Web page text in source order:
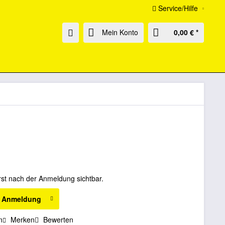
Service/Hilfe
Mein Konto 0,00 € *
nach der Anmeldung sichtbar.
Merken Bewerten